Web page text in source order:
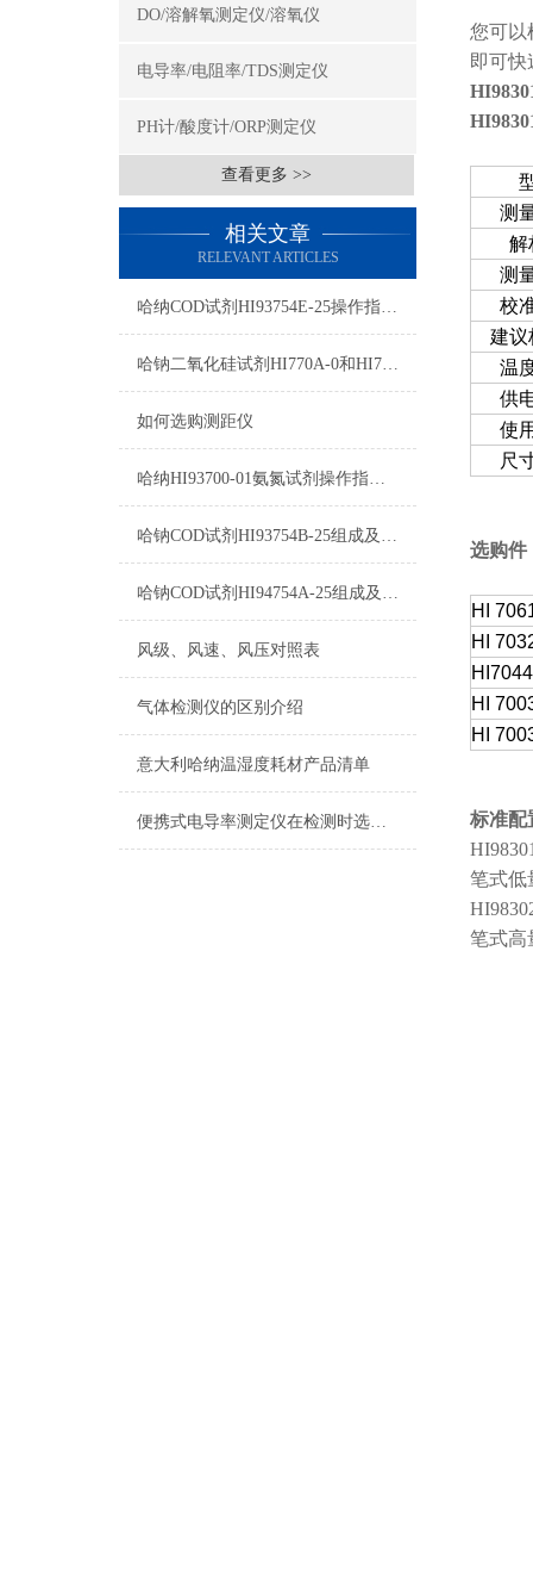
DO/溶解氧测定仪/溶氧仪
电导率/电阻率/TDS测定仪
PH计/酸度计/ORP测定仪
查看更多 >>
相关文章
RELEVANT ARTICLES
哈纳COD试剂HI93754E-25操作指南及测量标准
哈钠二氧化硅试剂HI770A-0和HI770B-0测量原理
如何选购测距仪
哈纳HI93700-01氨氮试剂操作指南及测量范围
哈钠COD试剂HI93754B-25组成及测量范围
哈钠COD试剂HI94754A-25组成及测量范围
风级、风速、风压对照表
气体检测仪的区别介绍
意大利哈纳温湿度耗材产品清单
便携式电导率测定仪在检测时选择自己较为合适的量程
您可以
即可
测
解
测
校
建议
温
供
使
尺
选购件
HI
HI
HI
HI
标准配
笔式低
笔式高